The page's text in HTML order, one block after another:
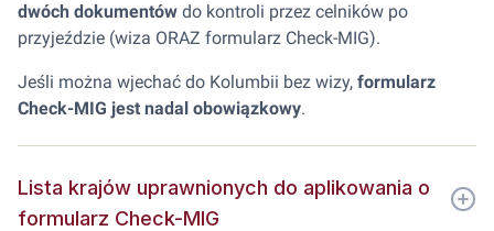
dwóch dokumentów do kontroli przez celników po
przyjeździe (wiza ORAZ formularz Check-MIG).
Jeśli można wjechać do Kolumbii bez wizy, formularz
Check-MIG jest nadal obowiązkowy.
Lista krajów uprawnionych do aplikowania o
formularz Check-MIG